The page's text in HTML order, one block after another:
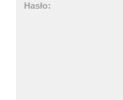
Hasło: